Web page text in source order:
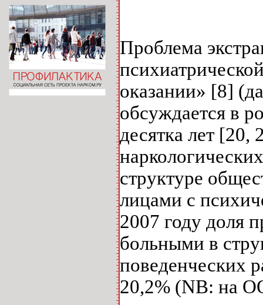
Проблема
оказании» [8]
обсуждается в
десятка лет
структуре
лицами с
2007 году доля
больными в
поведенческих
20,2% (NB: на